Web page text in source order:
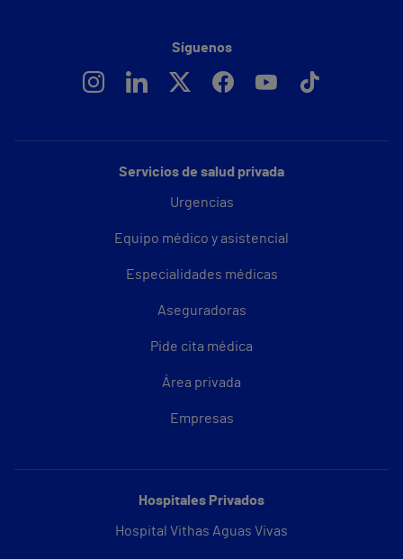
Servicios de salud privada
Urgencias
Equipo médico y asistencial
Especialidades médicas
Aseguradoras
Pide cita médica
Área privada
Empresas
Hospitales Privados
Hospital Vithas Aguas Vivas
Síguenos